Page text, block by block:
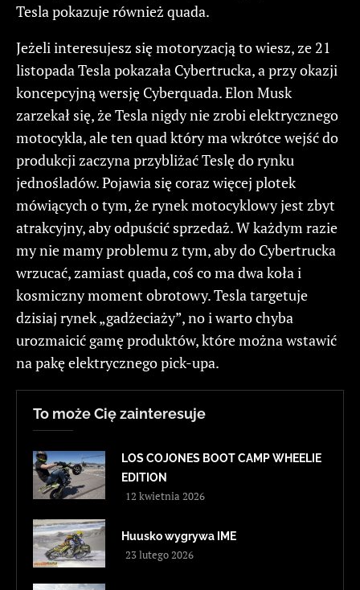
Tesla pokazuje również quada.
Jeżeli interesujesz się motoryzacją to wiesz, ze 21
listopada Tesla pokazała Cybertrucka, a przy okazji
koncepcyjną wersję Cyberquada. Elon Musk
zarzekał się, że Tesla nigdy nie zrobi elektrycznego
motocykla, ale ten quad który ma wkrótce wejść do
produkcji zaczyna przybliżać Teslę do rynku
jednośladów. Pojawia się coraz więcej plotek
mówiących o tym, że rynek motocyklowy jest zbyt
atrakcyjny, aby odpuścić sprzedaż. W każdym razie
my nie mamy problemu z tym, aby do Cybertrucka
wrzucać, zamiast quada, coś co ma dwa koła i
kosmiczny moment obrotowy. Tesla targetuje
dzisiaj rynek „gadżeciaży”, no i warto chyba
urozmaicić gamę produktów, które można wstawić
na pakę elektrycznego pick-upa.
To może Cię zainteresuje
LOS COJONES BOOT CAMP WHEELIE
EDITION
12 kwietnia 2026
Huusko wygrywa IME
23 lutego 2026